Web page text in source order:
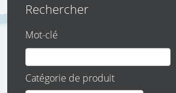
Rechercher
Mot-clé
Catégorie de produit